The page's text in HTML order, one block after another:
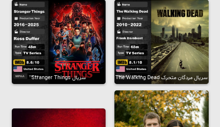
سریال مردگان متحرک The Walking Dead سریال Stranger Things